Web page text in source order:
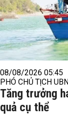
08/08/2026 05:45
PHÓ CHỦ TỊCH
Tăng trưởng
quả cụ thể